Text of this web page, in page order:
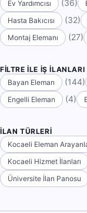
Ev Yardımcısı (36)
Hasta Bakıcısı (32)
Montaj Elemanı (27)
FILTRE ILE İŞ İLANLARI
Bayan Eleman
(144)
Engelli Eleman (4)
İLAN TÜRLERI
Kocaeli Eleman
Kocaeli Hizmet İlanları
Üniversite İlan Panosu